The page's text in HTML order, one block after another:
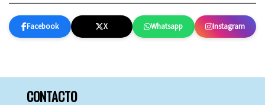
Facebook X Whatsapp Instagram
CONTACTO